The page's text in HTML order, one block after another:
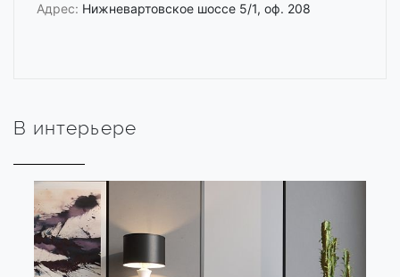
Адрес: Нижневартовское шоссе 5/1, оф. 208
В интерьере